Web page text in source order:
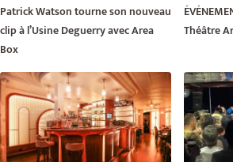
Patrick Watson tourne son nouveau
clip à l’Usine Deguerry avec Area
Box
Théâtre